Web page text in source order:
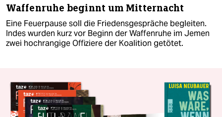
Waffenruhe beginnt um Mitternacht
Eine Feuerpause soll die Friedensgespräche begleiten.
Indes wurden kurz vor Beginn der Waffenruhe im Jemen
zwei hochrangige Offiziere der Koalition getötet.